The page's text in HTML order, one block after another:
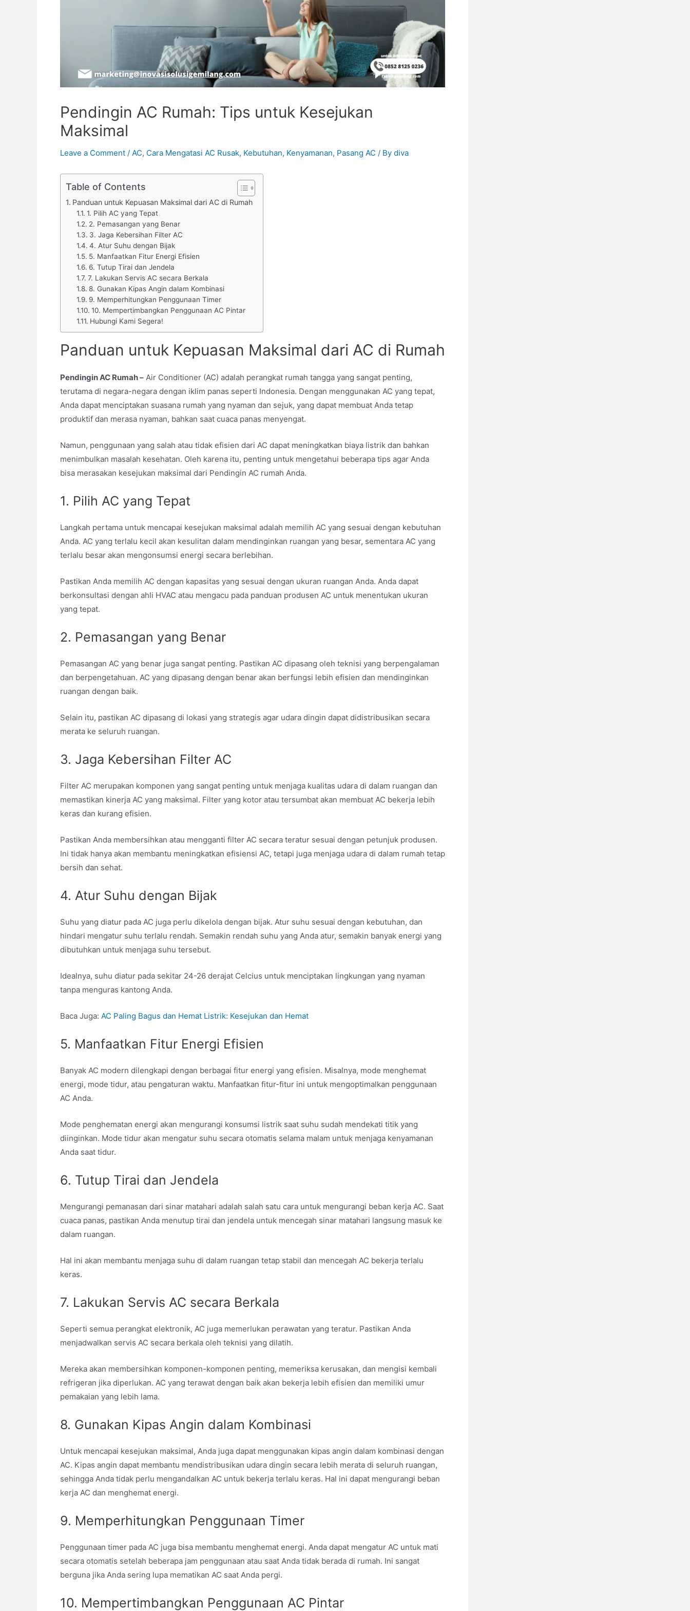
Pendingin AC Rumah: Tips untuk Kesejukan
Maksimal
Leave a Comment / AC, Cara Mengatasi AC Rusak, Kebutuhan, Kenyamanan, Pasang AC / By diva
Table of Contents
Panduan untuk Kepuasan Maksimal dari AC di Rumah
1. Pilih AC yang Tepat
2. Pemasangan yang Benar
3. Jaga Kebersihan Filter AC
4. Atur Suhu dengan Bijak
5. Manfaatkan Fitur Energi Efisien
6. Tutup Tirai dan Jendela
7. Lakukan Servis AC secara Berkala
8. Gunakan Kipas Angin dalam Kombinasi
9. Memperhitungkan Penggunaan Timer
10. Mempertimbangkan Penggunaan AC Pintar
Hubungi Kami Segera!
Panduan untuk Kepuasan Maksimal dari AC di Rumah
Pendingin AC Rumah – Air Conditioner (AC) adalah perangkat rumah tangga yang sangat penting,
terutama di negara-negara dengan iklim panas seperti Indonesia. Dengan menggunakan AC yang tepat,
Anda dapat menciptakan suasana rumah yang nyaman dan sejuk, yang dapat membuat Anda tetap
produktif dan merasa nyaman, bahkan saat cuaca panas menyengat.
Namun, penggunaan yang salah atau tidak efisien dari AC dapat meningkatkan biaya listrik dan bahkan
menimbulkan masalah kesehatan. Oleh karena itu, penting untuk mengetahui beberapa tips agar Anda
bisa merasakan kesejukan maksimal dari Pendingin AC rumah Anda.
1. Pilih AC yang Tepat
Langkah pertama untuk mencapai kesejukan maksimal adalah memilih AC yang sesuai dengan kebutuhan
Anda. AC yang terlalu kecil akan kesulitan dalam mendinginkan ruangan yang besar, sementara AC yang
terlalu besar akan mengonsumsi energi secara berlebihan.
Pastikan Anda memilih AC dengan kapasitas yang sesuai dengan ukuran ruangan Anda. Anda dapat
berkonsultasi dengan ahli HVAC atau mengacu pada panduan produsen AC untuk menentukan ukuran
yang tepat.
2. Pemasangan yang Benar
Pemasangan AC yang benar juga sangat penting. Pastikan AC dipasang oleh teknisi yang berpengalaman
dan berpengetahuan. AC yang dipasang dengan benar akan berfungsi lebih efisien dan mendinginkan
ruangan dengan baik.
Selain itu, pastikan AC dipasang di lokasi yang strategis agar udara dingin dapat didistribusikan secara
merata ke seluruh ruangan.
3. Jaga Kebersihan Filter AC
Filter AC merupakan komponen yang sangat penting untuk menjaga kualitas udara di dalam ruangan dan
memastikan kinerja AC yang maksimal. Filter yang kotor atau tersumbat akan membuat AC bekerja lebih
keras dan kurang efisien.
Pastikan Anda membersihkan atau mengganti filter AC secara teratur sesuai dengan petunjuk produsen.
Ini tidak hanya akan membantu meningkatkan efisiensi AC, tetapi juga menjaga udara di dalam rumah tetap
bersih dan sehat.
4. Atur Suhu dengan Bijak
Suhu yang diatur pada AC juga perlu dikelola dengan bijak. Atur suhu sesuai dengan kebutuhan, dan
hindari mengatur suhu terlalu rendah. Semakin rendah suhu yang Anda atur, semakin banyak energi yang
dibutuhkan untuk menjaga suhu tersebut.
Idealnya, suhu diatur pada sekitar 24-26 derajat Celcius untuk menciptakan lingkungan yang nyaman
tanpa menguras kantong Anda.
Baca Juga: AC Paling Bagus dan Hemat Listrik: Kesejukan dan Hemat
5. Manfaatkan Fitur Energi Efisien
Banyak AC modern dilengkapi dengan berbagai fitur energi yang efisien. Misalnya, mode menghemat
energi, mode tidur, atau pengaturan waktu. Manfaatkan fitur-fitur ini untuk mengoptimalkan penggunaan
AC Anda.
Mode penghematan energi akan mengurangi konsumsi listrik saat suhu sudah mendekati titik yang
diinginkan. Mode tidur akan mengatur suhu secara otomatis selama malam untuk menjaga kenyamanan
Anda saat tidur.
6. Tutup Tirai dan Jendela
Mengurangi pemanasan dari sinar matahari adalah salah satu cara untuk mengurangi beban kerja AC. Saat
cuaca panas, pastikan Anda menutup tirai dan jendela untuk mencegah sinar matahari langsung masuk ke
dalam ruangan.
Hal ini akan membantu menjaga suhu di dalam ruangan tetap stabil dan mencegah AC bekerja terlalu
keras.
7. Lakukan Servis AC secara Berkala
Seperti semua perangkat elektronik, AC juga memerlukan perawatan yang teratur. Pastikan Anda
menjadwalkan servis AC secara berkala oleh teknisi yang dilatih.
Mereka akan membersihkan komponen-komponen penting, memeriksa kerusakan, dan mengisi kembali
refrigeran jika diperlukan. AC yang terawat dengan baik akan bekerja lebih efisien dan memiliki umur
pemakaian yang lebih lama.
8. Gunakan Kipas Angin dalam Kombinasi
Untuk mencapai kesejukan maksimal, Anda juga dapat menggunakan kipas angin dalam kombinasi dengan
AC. Kipas angin dapat membantu mendistribusikan udara dingin secara lebih merata di seluruh ruangan,
sehingga Anda tidak perlu mengandalkan AC untuk bekerja terlalu keras. Hal ini dapat mengurangi beban
kerja AC dan menghemat energi.
9. Memperhitungkan Penggunaan Timer
Penggunaan timer pada AC juga bisa membantu menghemat energi. Anda dapat mengatur AC untuk mati
secara otomatis setelah beberapa jam penggunaan atau saat Anda tidak berada di rumah. Ini sangat
berguna jika Anda sering lupa mematikan AC saat Anda pergi.
10. Mempertimbangkan Penggunaan AC Pintar